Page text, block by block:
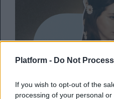
Platform - Do Not
If you wish to opt-out of the
processing of your personal
FEEDS